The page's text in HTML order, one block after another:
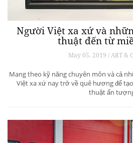
Người Việt xa xứ và
thuật đến từ
May 05, 2019 / ART &
Mang theo kỹ năng chuyên môn và cả
Việt xa xứ nay trở về quê hương để
thuật ấn